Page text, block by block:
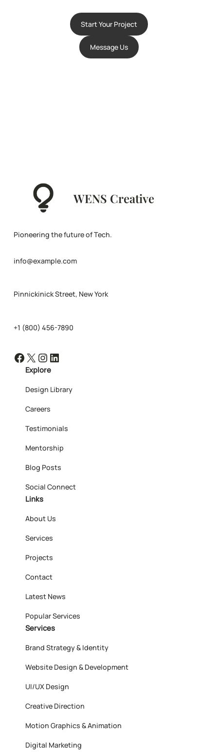
Start Your Project
Message Us
WENS Creative
Pioneering the future of Tech.
info@example.com
Pinnickinick Street, New York
+1 (800) 456-7890
Facebook X Instagram LinkedIn
Explore
Design Library
Careers
Testimonials
Mentorship
Blog Posts
Social Connect
Links
About Us
Services
Projects
Contact
Latest News
Popular Services
Services
Brand Strategy & Identity
Website Design & Development
UI/UX Design
Creative Direction
Motion Graphics & Animation
Digital Marketing